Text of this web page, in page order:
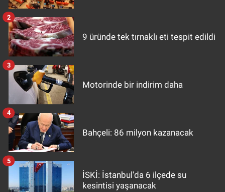
9 üründe tek tırnaklı eti tespit edildi
2
Motorinde bir indirim daha
3
Bahçeli: 86 milyon kazanacak
4
İSKİ: İstanbul'da 6 ilçede su
kesintisi yaşanacak
5